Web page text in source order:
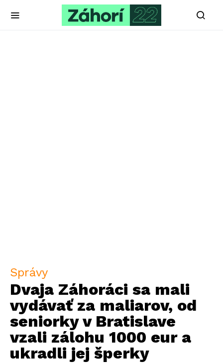
Správy
Dvaja Záhoráci sa mali
vydávať za maliarov, od
seniorky v Bratislave
vzali zálohu 1000 eur a
ukradli jej šperky